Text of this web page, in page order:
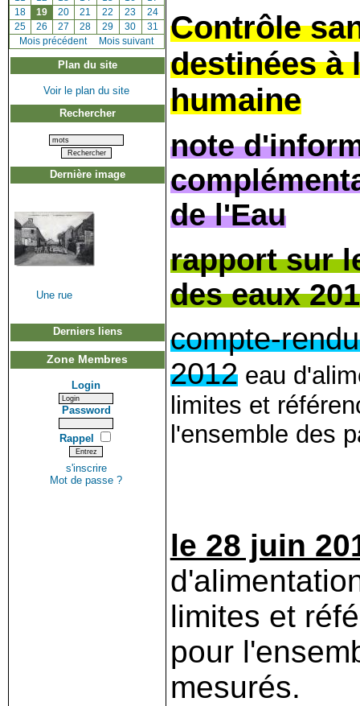
[18] [19] [20] [21 [22 [23 [24
[25] [26 [27 [28 [29 [30 [31
[Mois précédent] Mois suivant
Plan du site
Voir le plan du site
Rechercher
Dernière image
Une rue
Derniers liens
Zone Membres
Login
Password
Rappel
s'inscrire
Mot de passe ?
Contrôle
destinées à
humaine
note
de l'Eau
rapport sur
des eaux
compte-
2012eau
limites et
l'ensemble des
le 28 juin
limites et
pour
mesurés.